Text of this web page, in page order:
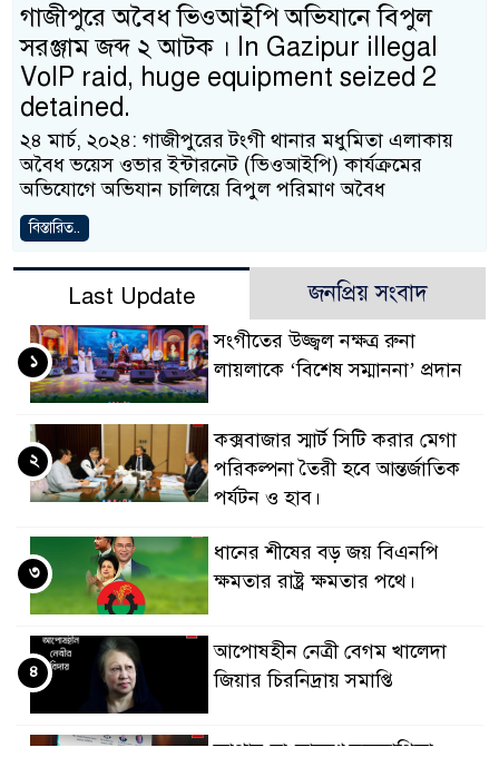
গাজীপুরে অবৈধ ভিওআইপি অভিযানে বিপুল
সরঞ্জাম জব্দ ২ আটক । In Gazipur illegal
VoIP raid, huge equipment seized 2
detained.
২৪ মার্চ, ২০২৪: গাজীপুরের টংগী থানার মধুমিতা এলাকায়
অবৈধ ভয়েস ওভার ইন্টারনেট (ভিওআইপি) কার্যক্রমের
অভিযোগে অভিযান চালিয়ে বিপুল পরিমাণ অবৈধ
বিস্তারিত..
Last Update জনপ্রিয় সংবাদ
সংগীতের উজ্জ্বল নক্ষত্র রুনা
লায়লাকে ‘বিশেষ সম্মাননা’ প্রদান
১
কক্সবাজার স্মার্ট সিটি করার মেগা
পরিকল্পনা তৈরী হবে আন্তর্জাতিক
পর্যটন ও হাব।
২
ধানের শীষের বড় জয় বিএনপি
ক্ষমতার রাষ্ট্র ক্ষমতার পথে।
৩
আপোষহীন নেত্রী বেগম খালেদা
জিয়ার চিরনিদ্রায় সমাপ্তি
৪
জাপান-বাংলাদেশ সহযোগিতা